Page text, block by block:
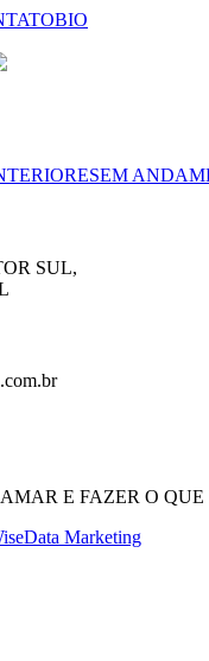
BIO
EM
SUL,
E FAZER O QUE
Marketing